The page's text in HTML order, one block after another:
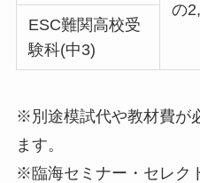
の
ESC難関高校受
験科(中3)
※別途模試代や教材費が
ます。
※臨海セミナー・セレク